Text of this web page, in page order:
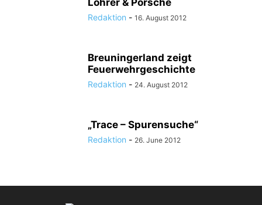
Lohrer & Porsche
Redaktion - 16. August 2012
Breuningerland zeigt
Feuerwehrgeschichte
Redaktion - 24. August 2012
„Trace – Spurensuche“
Redaktion - 26. June 2012